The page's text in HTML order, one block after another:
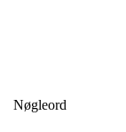
Nøgleord